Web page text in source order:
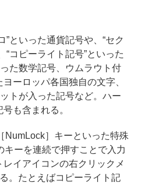
といった通貨記号や、“セク
“コピーライト記号”といった
た数学記号、ウムラウト付
ーロッパ各国独自の文字、
トが入った記号など。ハー
も含まれる。
］キーといった特殊
キーを連続で押すことで入力
イアイコンの右クリックメ
。たとえばコピーライト記